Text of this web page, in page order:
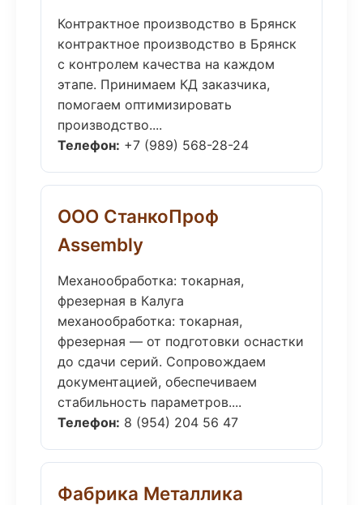
Контрактное производство в Брянск
контрактное производство в Брянск
с контролем качества на каждом
этапе. Принимаем КД заказчика,
помогаем оптимизировать
производство....
Телефон: +7 (989) 568-28-24
ООО СтанкоПроф
Assembly
Механообработка: токарная,
фрезерная в Калуга
механообработка: токарная,
фрезерная — от подготовки оснастки
до сдачи серий. Сопровождаем
документацией, обеспечиваем
стабильность параметров....
Телефон: 8 (954) 204 56 47
Фабрика Металлика